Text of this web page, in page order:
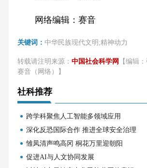
网络编辑：赛音
关键词： 中华民族现代文明;精神动力
转载请注明来源： 中国社会科学网
【编辑
赛音（网络）】
社科推荐
跨学科聚焦人工智能多领域应用
深化反恐国际合作 推进全球安全治理
雏凤清声鸣高冈 桐花万里迎朝阳
促进AI与人文协同发展